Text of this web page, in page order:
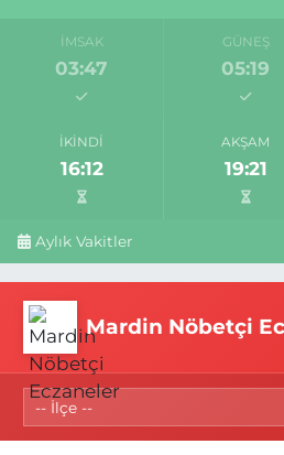
İMSAK
03:47
GÜNEŞ
05:19
İKINDI
16:12
AKŞAM
19:21
Aylık Vakitler
Mardin Nöbetçi